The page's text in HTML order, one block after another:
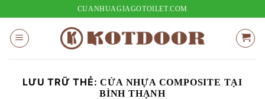
nội
dung
CUANHUAGIAGOTOILET.COM
LƯU TRỮ THẺ:CỬA NHỰA COMPOSITE TẠI
BÌNH THẠNH